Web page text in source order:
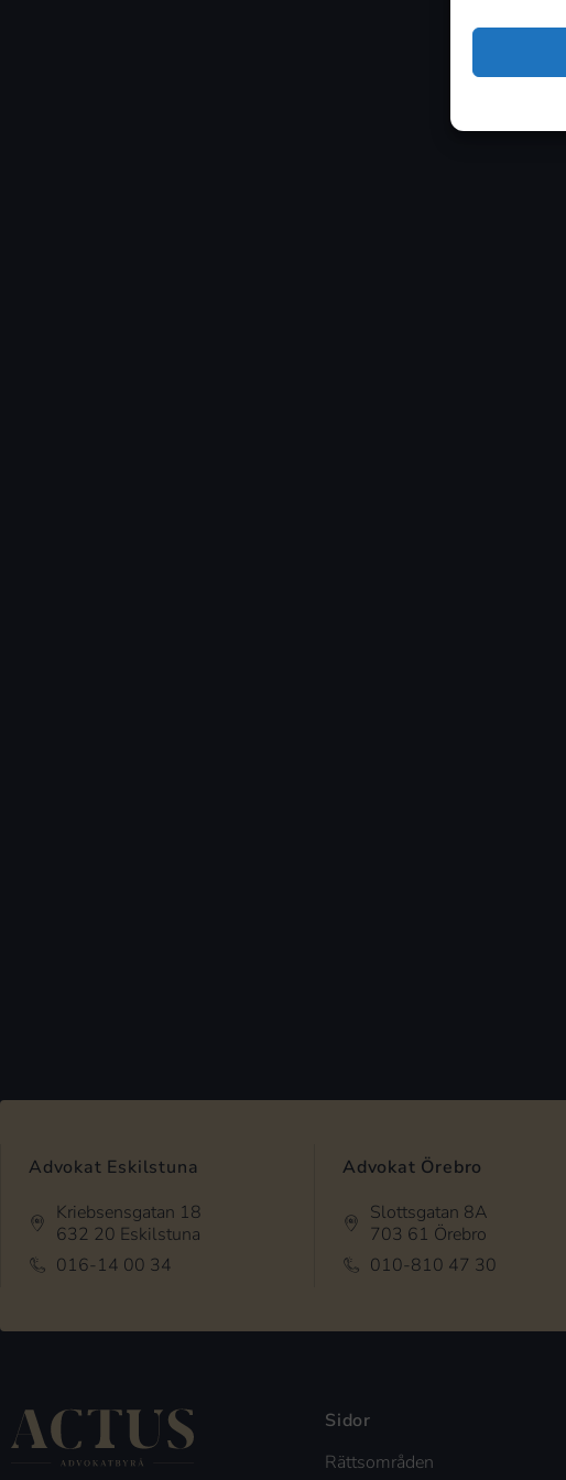
Advokat Eskilstuna
Kriebsensgatan 18
632 20 Eskilstuna
016-14 00 34
Advokat Örebro
Slottsgatan 8A
703 61 Örebro
010-810 47 30
Sidor
Rättsområden